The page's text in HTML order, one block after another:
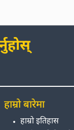
हाम्रो बारेमा
हाम्रो इतिहास